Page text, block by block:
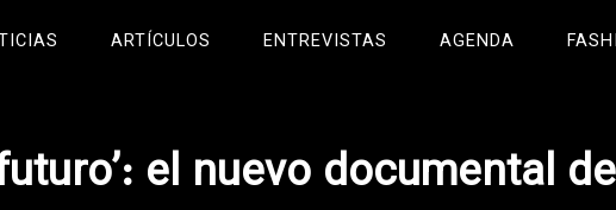
ARTÍCULOS ENTREVISTAS AGENDA
el nuevo documental de